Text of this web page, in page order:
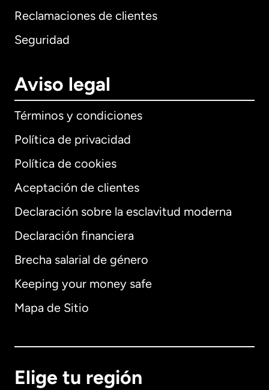
Reclamaciones de clientes
Seguridad
Aviso legal
Términos y condiciones
Política de privacidad
Política de cookies
Aceptación de clientes
Declaración sobre la esclavitud moderna
Declaración financiera
Brecha salarial de género
Keeping your money safe
Mapa de Sitio
Elige tu región
Internacional English
Alemania